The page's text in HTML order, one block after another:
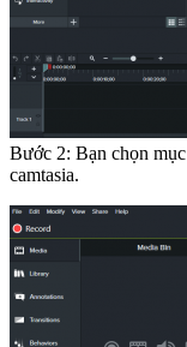
Bước 2: Bạn chọn mục
camtasia.